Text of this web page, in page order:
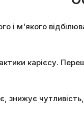
і м'якого
карієсу.
знижує